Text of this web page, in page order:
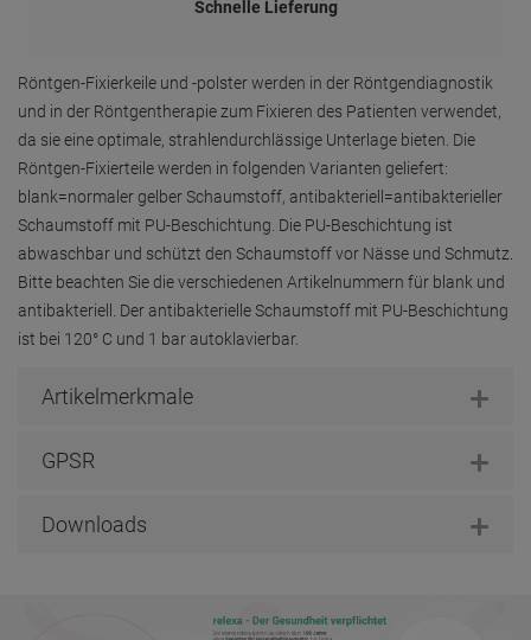
Schnelle Lieferung
Röntgen-Fixierkeile und -polster werden in der Röntgendiagnostik
und in der Röntgentherapie zum Fixieren des Patienten verwendet,
da sie eine optimale, strahlendurchlässige Unterlage bieten. Die
Röntgen-Fixierteile werden in folgenden Varianten geliefert:
blank=normaler gelber Schaumstoff, antibakteriell=antibakterieller
Schaumstoff mit PU-Beschichtung. Die PU-Beschichtung ist
abwaschbar und schützt den Schaumstoff vor Nässe und Schmutz.
Bitte beachten Sie die verschiedenen Artikelnummern für blank und
antibakteriell. Der antibakterielle Schaumstoff mit PU-Beschichtung
ist bei 120° C und 1 bar autoklavierbar.
Artikelmerkmale
GPSR
Downloads